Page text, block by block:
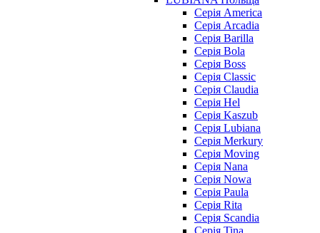
Серія America
Серія Arcadia
Серія Barilla
Серія Bola
Серія Boss
Серія Classic
Серія Claudia
Серія Hel
Серія Kaszub
Серія Lubiana
Серія Merkury
Серія Moving
Серія Nana
Серія Nowa
Серія Paula
Серія Rita
Серія Scandia
Серія Tina